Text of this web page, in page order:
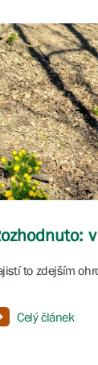
to zdejším
Celý článek